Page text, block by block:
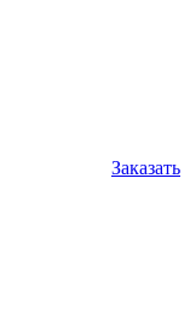
Заказать